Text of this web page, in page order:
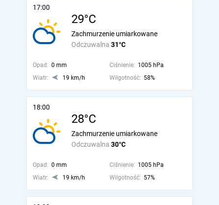
17:00
29°C
Odczuwalna 31°C
Zachmurzenie umiarkowane
Opad: 0 mm Ciśnienie: 1005 hPa
Wiatr:
19 km/h Wilgotność: 58%
18:00
28°C
Odczuwalna 30°C
Zachmurzenie umiarkowane
Opad: 0 mm Ciśnienie: 1005 hPa
Wiatr:
19 km/h Wilgotność: 57%